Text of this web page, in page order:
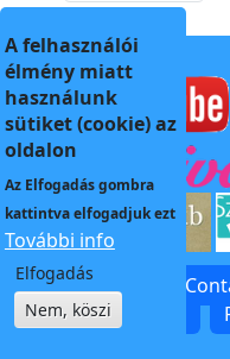
Kapcsolat |
A felhasználói
élmény miatt
használunk
sütiket (cookie) az
oldalon
Az Elfogadásgombra
kattintva elfogadjuk ezt
További info
Elfogadás
Nem, köszi